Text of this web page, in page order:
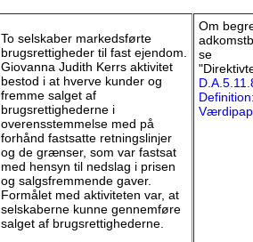
To selskaber markedsførte
brugsrettigheder til fast ejendom.
Giovanna Judith Kerrs aktivitet
bestod i at hverve kunder og
fremme salget af
brugsrettighederne i
overensstemmelse med på
forhånd fastsatte retningslinjer
og de grænser, som var fastsat
med hensyn til nedslag i prisen
og salgsfremmende gaver.
Formålet med aktiviteten var, at
selskaberne kunne gennemføre
salget af brugsrettighederne.
Om
se